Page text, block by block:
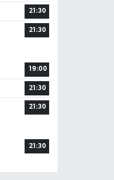
21:30
21:30
19:00
21:30
21:30
21:30